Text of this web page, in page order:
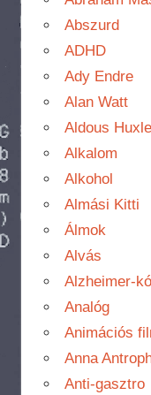
Abszurd
ADHD
Ady Endre
Alan Watt
Aldous
Alkalom
Alkohol
Almási Kitti
Álmok
Alvás
Alzheimer-
Analóg
Animációs
Anna
Anti-gasztro